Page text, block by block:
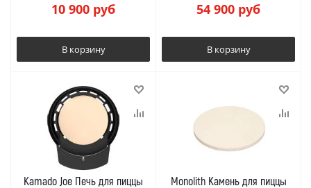
10 900 руб
В корзину
54 900 руб
В корзину
Kamado Joe Печь для пиццы
Monolith Камень для пиццы